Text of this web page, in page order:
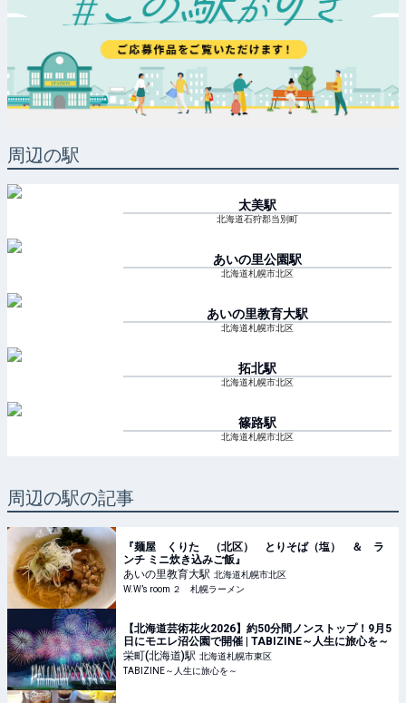
周辺の駅
太美駅
北海道石狩郡当別町
あいの里公園駅
北海道札幌市北区
あいの里教育大駅
北海道札幌市北区
拓北駅
北海道札幌市北区
篠路駅
北海道札幌市北区
周辺の駅の記事
『麺屋 くりた （北区） とりそば（塩） ＆ ラ
ンチ ミニ炊き込みご飯』
あいの里教育大駅 北海道札幌市北区
W.W’s room ２ 札幌ラーメン
【北海道芸術花火2026】約50分間ノンストップ！9月5
日にモエレ沼公園で開催 | TABIZINE～人生に旅心を～
栄町(北海道)駅 北海道札幌市東区
TABIZINE～人生に旅心を～